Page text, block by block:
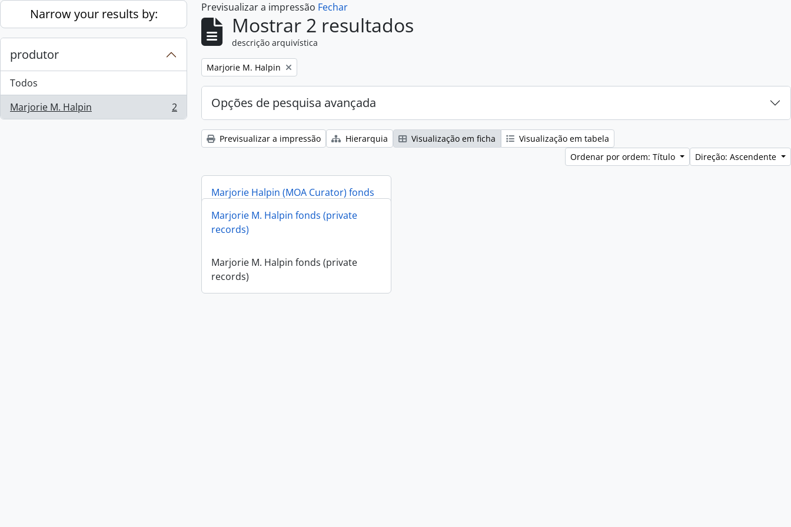
Skip to main content
Narrow your results by:
produtor
Todos
Marjorie M. Halpin
, 2 resultados 2
Previsualizar a impressão Fechar
Mostrar 2 resultados
descrição arquivística
Remove filter:
Marjorie M. Halpin
Opções de pesquisa avançada
Previsualizar a impressão Hierarquia Visualização em ficha
Visualização em tabela
Ordenar por ordem: Título
Direção: Ascendente
Marjorie Halpin (MOA Curator) fonds
Marjorie Halpin (MOA Curator) fonds
Marjorie M. Halpin fonds (private
records)
Marjorie M. Halpin fonds (private
records)